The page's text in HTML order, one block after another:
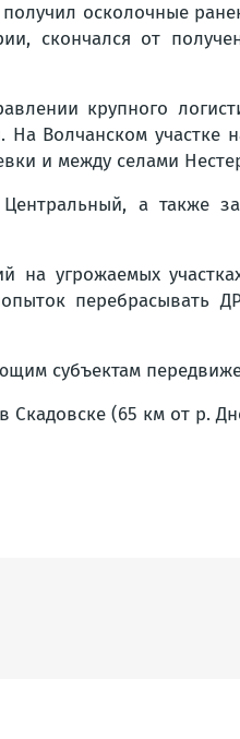
осколочные
скончался от
крупного
Волчанском участке
и между селами
а также
на угрожаемых
перебрасывать
субъектам
(65 км от р.